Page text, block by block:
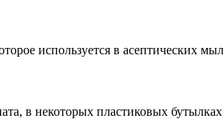
используется в асептических
в некоторых пластиковых